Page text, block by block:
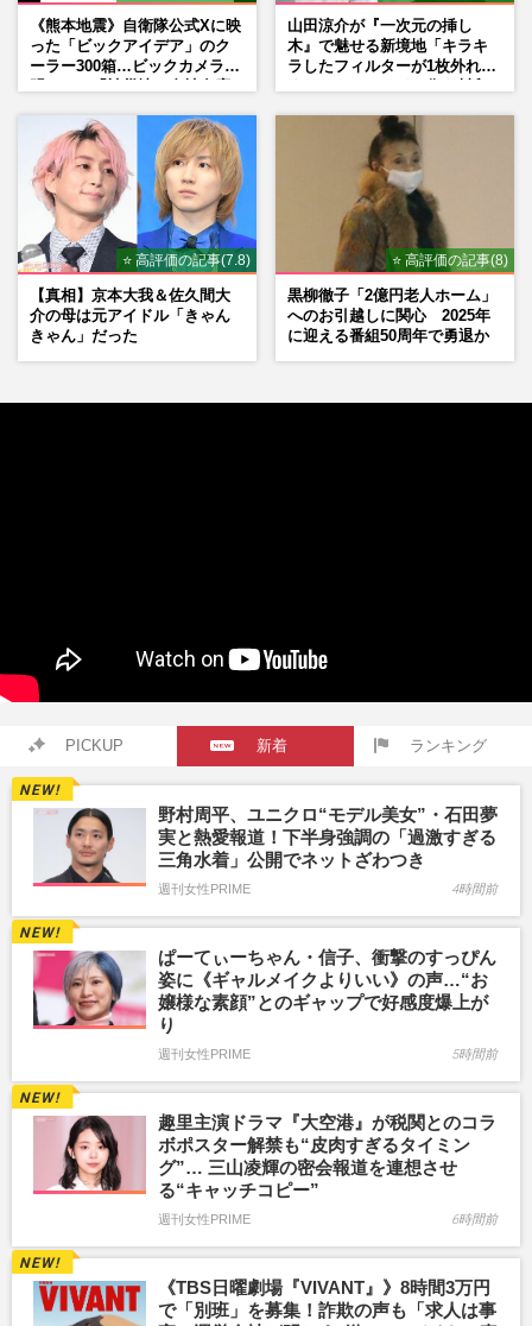
《熊本地震》自衛隊公式Xに映
った「ビックアイデア」のク
ーラー300箱…ビックカメラが
山田涼介が『一次元の挿し
木』で魅せる新境地「キラキ
ラしたフィルターが1枚外れて
⭐ 高評価の記事(7.8)
【真相】京本大我＆佐久間大
介の母は元アイドル「きゃん
きゃん」だった
⭐ 高評価の記事(8)
黒柳徹子「2億円老人ホーム」
へのお引越しに関心 2025年
に迎える番組50周年で勇退か
PICKUP 新着 ランキング
野村周平、ユニクロ“モデル美女”・石田夢
実と熱愛報道！下半身強調の「過激すぎる
三角水着」公開でネットざわつき
週刊女性PRIME 4時間前
ぱーてぃーちゃん・信子、衝撃のすっぴん
姿に《ギャルメイクよりいい》の声…“お
嬢様な素顔”とのギャップで好感度爆上が
り
週刊女性PRIME 5時間前
趣里主演ドラマ『大空港』が税関とのコラ
ボポスター解禁も“皮肉すぎるタイミン
グ”… 三山凌輝の密会報道を連想させ
る“キャッチコピー”
週刊女性PRIME 6時間前
《TBS日曜劇場『VIVANT』》8時間3万円
で「別班」を募集！詐欺の声も「求人は事